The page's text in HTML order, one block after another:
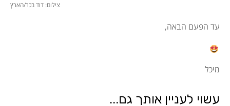
צילום: דוד בכר/הארץ
עד הפעם הבאה,
מיכל
עשוי לעניין אותך גם...